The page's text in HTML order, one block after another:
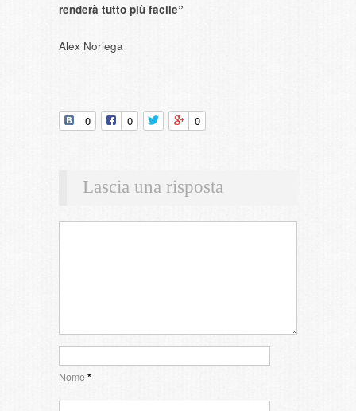
renderà tutto più facile”
Alex Noriega
0 0 0
Lascia una risposta
Nome*